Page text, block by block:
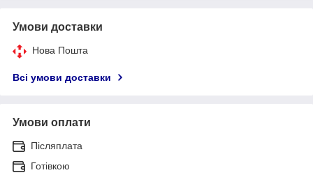
Умови доставки
Нова Пошта
Всі умови доставки
Умови оплати
Післяплата
Готівкою